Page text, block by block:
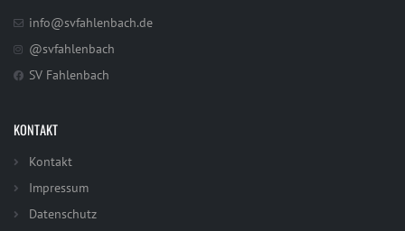
info@svfahlenbach.de
@svfahlenbach
SV Fahlenbach
KONTAKT
Kontakt
Impressum
Datenschutz